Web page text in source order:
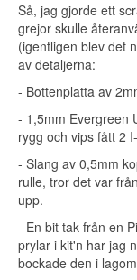
Så, jag gjorde ett
grejor skulle
(igentligen blev det
av detaljerna:
- Bottenplatta av
- 1,5mm Evergreen
rygg och vips fått 2
- Slang av 0,5mm
rulle, tror det var
upp.
- En bit tak från en
prylar i kit'n har jag
bockade den i